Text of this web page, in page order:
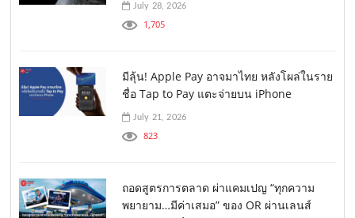
July 28, 2026
1,705
มีลุ้น! Apple Pay อาจมาไทย หลังโผล่ในราย
ชื่อ Tap to Pay แตะจ่ายบน iPhone
July 21, 2026
823
ถอดสูตรการตลาด ผ่าแคมเปญ “ทุกความ
พยายาม…มีค่าเสมอ” ของ OR ผ่านเลนส์